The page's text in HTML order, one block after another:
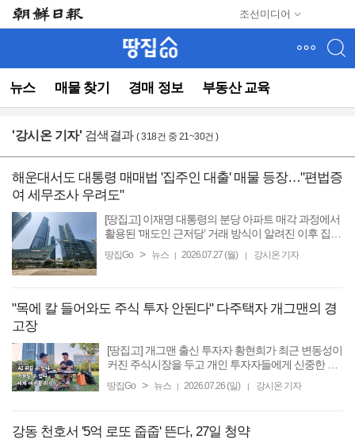
조선미디어
뉴스 매물 찾기 경매 정보 부동산 교육
뉴
(컨
영
동)
'강시온 기자' 검색결과 ( 318건 중 21~30건 )
해운대서도 대통령 매매법 '집주인 대출' 매물 등장…"편법증
여 세무조사 우려도"
[땅집고] 이재명 대통령의 분당 아파트 매각 과정에서
활용된 ‘매도인 근저당’ 거래 방식이 알려진 이후 집주
이낸싱(Seller Financing) 방식이 강남권을 넘어 수도권
땅집Go > 뉴스 2026.07.27 (월) 강시온 기자
"목에 칼 들어와도 주식 투자 안된다" 다주택자 개그맨의 경
고장
[땅집고] 개그맨 출신 투자자 황현희가 최근 변동성이
커진 주식시장을 두고 개인 투자자들에게 신중한 접
들에게 유리한 환경인 만큼, 일반 투자자는 섣불리 뛰
땅집Go > 뉴스 2026.07.26 (일) 강시온 기자
강동 천호서 '5억 로또 줍줍' 뜬다, 27일 청약